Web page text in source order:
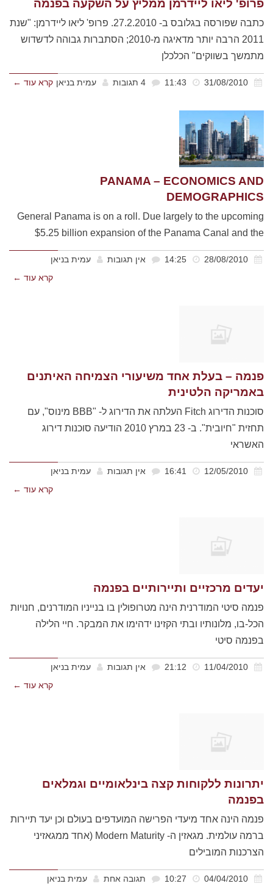
פרופ' ליאו ליידרמן ממליץ על השקעה בפנמה
כתבה שפורסה בגלובס ב- 27.2.2010. פרופ' ליאו ליידרמן: "שנת
2011 הרבה יותר מדאיגה מ-2010; הסתברות גבוהה לדשדוש
מתמשך בשווקים" הכלכלן
4 תגובות עמית בניאן קרא עוד ←
PANAMA – ECONOMICS AND
DEMOGRAPHICS
General Panama is on a roll. Due largely to the upcoming
$5.25 billion expansion of the Panama Canal and the
אין תגובות
עמית בניאן
קרא עוד ←
פנמה – בעלת אחד משיעורי הצמיחה האיתנים
באמריקה הלטינית
סוכנות הדירוג Fitch העלתה את הדירוג ל- "BBB מינוס", עם
תחזית "חיובית". ב- 23 במרץ 2010 הודיעה סוכנות דירוג
האשראי
אין תגובות
עמית בניאן
קרא עוד ←
יעדים מרכזיים ותיירותיים בפנמה
פנמה סיטי המודרנית הינה מטרופולין בו בנייניו המודרנים, חנויות
הכל-בו, מלונותיו ובתי הקזינו ידהימו את המבקר. חיי הלילה
בפנמה סיטי
אין תגובות
עמית בניאן
קרא עוד ←
יתרונות ללקוחות קצה בינלאומיים וגמלאים
בפנמה
פנמה הינה אחד מיעדי הפרישה המועדפים בעולם וכן יעד תיירות
ברמה עולמית. מגאזין ה- Modern Maturity (אחד ממגאזיני
הצרכנות המובילים
תגובה אחת
עמית בניאן